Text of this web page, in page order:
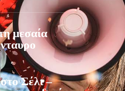
μεσαία
Σέλι –